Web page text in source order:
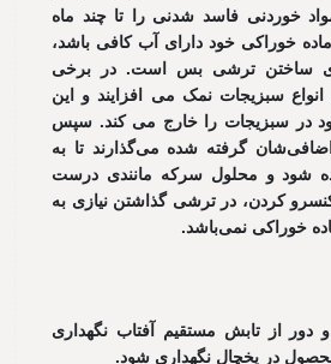
خوردنی فاسد شدنی را تا چند ماه
خوراکی خود دارای آب کافی باشد،
ساختن ترشی بس است. در برخی
انواع سبزیجات نمک می افزایند و این
در سبزیجات را خارج می کند. سپس
گرفته شده می‌گذارند تا به
شود و محلول سرکه مانندی درست
کردن، در ترشی گذاشتن نیازی به
خوراکی نمی‌باشد.
از تابش مستقیم آفتاب نگهداری
در یخچال نگهداری شود.